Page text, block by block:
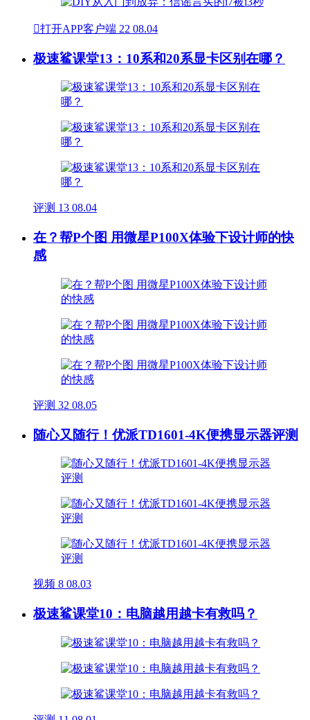
打开APP客户端 22 08.04
极速鲨课堂13：10系和20系显卡区别在哪？
评测 13 08.04
在？帮P个图 用微星P100X体验下设计师的快
感
评测 32 08.05
随心又随行！优派TD1601-4K便携显示器评测
视频 8 08.03
极速鲨课堂10：电脑越用越卡有救吗？